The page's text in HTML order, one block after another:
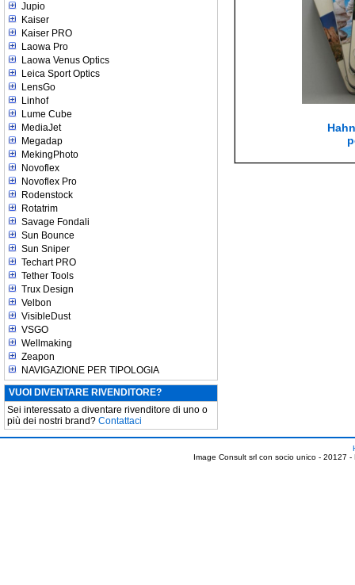
Jupio
Kaiser
Kaiser PRO
Laowa Pro
Laowa Venus Optics
Leica Sport Optics
LensGo
Linhof
Lume Cube
MediaJet
Megadap
MekingPhoto
Novoflex
Novoflex Pro
Rodenstock
Rotatrim
Savage Fondali
Sun Bounce
Sun Sniper
Techart PRO
Tether Tools
Trux Design
Velbon
VisibleDust
VSGO
Wellmaking
Zeapon
NAVIGAZIONE PER TIPOLOGIA
VUOI DIVENTARE RIVENDITORE?
Sei interessato a diventare rivenditore di uno o
più dei nostri brand? Contattaci
Image Consult srl con socio unico - 20127